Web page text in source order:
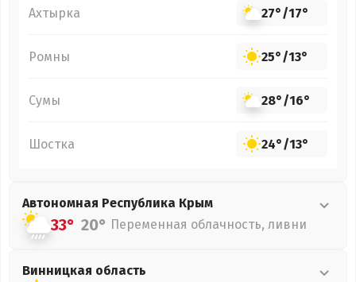
Ахтырка 27°/17°
Ромны 25°/13°
Сумы 28°/16°
Шостка 24°/13°
Автономная Республика Крым
33° 20° Переменная облачность, ливни
Винницкая область